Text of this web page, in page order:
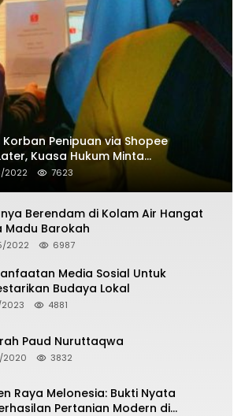
Korban Penipuan via Shopee
Kuasa Hukum Minta
Tagihan dan Hapus Bunga
2022 7623
Berendam di Kolam Air Hangat
Madu Barokah
2022 6987
Media Sosial Untuk
Budaya Lokal
2023 4881
Paud Nuruttaqwa
2020 3832
Raya Melonesia: Bukti Nyata
Pertanian Modern di